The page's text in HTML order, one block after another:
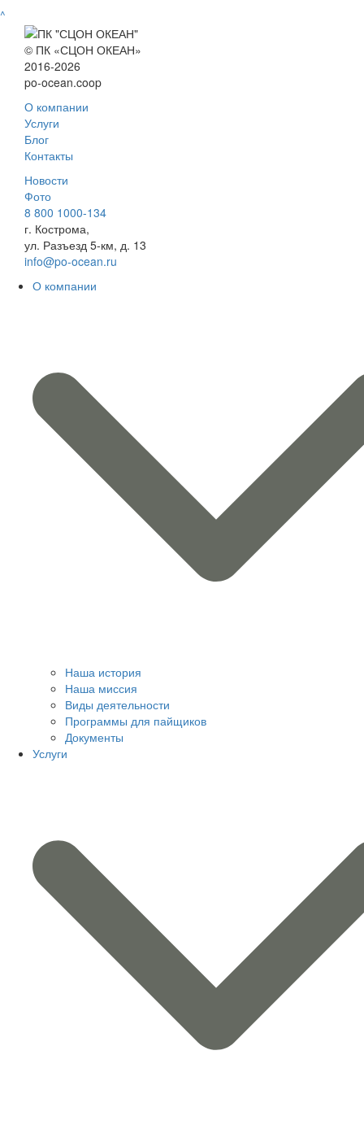
^
© ПК «СЦОН ОКЕАН»
2016-2026
po-ocean.coop
О компании
Услуги
Блог
Контакты
Новости
Фото
8 800 1000-134
г. Кострома,
ул. Разъезд 5-км, д. 13
info@po-ocean.ru
О компании
Наша история
Наша миссия
Виды деятельности
Программы для пайщиков
Документы
Услуги